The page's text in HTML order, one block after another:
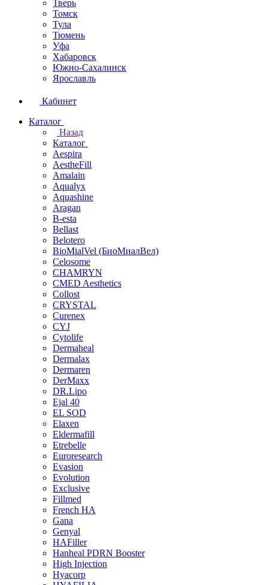
Тверь
Томск
Тула
Тюмень
Уфа
Хабаровск
Южно-Сахалинск
Ярославль
Кабинет
Каталог
Назад
Каталог
Aespira
AestheFill
Amalain
Aqualyx
Aquashine
Aragan
B-esta
Bellast
Belotero
BioMialVel (БиоМиалВел)
Celosome
CHAMRYN
CMED Aesthetics
Collost
CRYSTAL
Curenex
CYJ
Cytolife
Dermaheal
Dermalax
Dermaren
DerMaxx
DR.Lipo
Ejal 40
EL SOD
Elaxen
Eldermafill
Etrebelle
Euroresearch
Evasion
Evolution
Exclusive
Fillmed
French HA
Gana
Genyal
HAFiller
Hanheal PDRN Booster
High Injection
Hyacorp